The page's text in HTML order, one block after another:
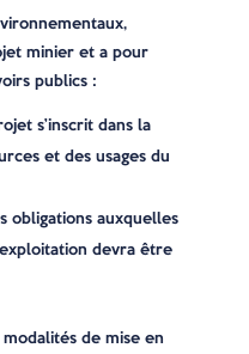
minier et a pour
publics :
s’inscrit dans la
et des usages du
obligations auxquelles
devra être
de mise en